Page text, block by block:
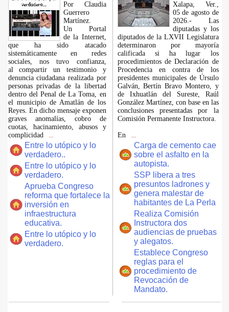
Por Claudia
Guerrero
Martínez.
​Un Portal
de la Internet,
que ha sido atacado
sistemáticamente en redes
sociales, nos tuvo confianza,
al compartir un testimonio y
denuncia ciudadana realizada por
personas privadas de la libertad
dentro del Penal de La Toma, en
el municipio de Amatlán de los
Reyes. En dicho mensaje exponen
graves anomalías, cobro de
cuotas, hacinamiento, abusos y
complicidad
Entre lo utópico y lo
verdadero..
Entre lo utópico y lo
verdadero.
Aprueba Congreso
reforma que fortalece la
inversión en
infraestructura
educativa.
Entre lo utópico y lo
verdadero.
Xalapa, Ver.,
05 de agosto de
2026.- Las
diputadas y los
diputados de la LXVII Legislatura
determinaron por mayoría
calificada si ha lugar los
procedimientos de Declaración de
Procedencia en contra de los
presidentes municipales de Úrsulo
Galván, Bertín Bravo Montero, y
de Ixhuatlán del Sureste, Raúl
González Martínez, con base en las
conclusiones presentadas por la
Comisión Permanente Instructora.
En
Carga de cemento cae
sobre el asfalto en la
autopista.
SSP libera a tres
presuntos ladrones y
genera malestar de
habitantes de La Perla
Realiza Comisión
Instructora dos
audiencias de pruebas
y alegatos.
Establece Congreso
reglas para el
procedimiento de
Revocación de
Mandato.